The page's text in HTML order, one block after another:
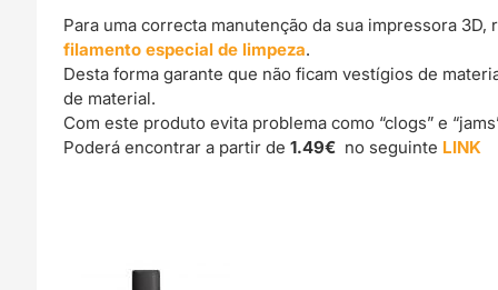
Para uma correcta manutenção da sua impressora
filamento especial de limpeza.
Desta forma garante que não ficam vestígios de
de material.
Com este produto evita problema como “clogs” e
Poderá encontrar a partir de1.49€ no seguinte LINK